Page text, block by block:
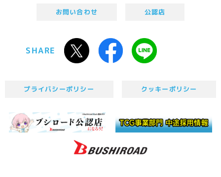
お問い合わせ 公認店
SHARE
プライバシーポリシー クッキーポリシー